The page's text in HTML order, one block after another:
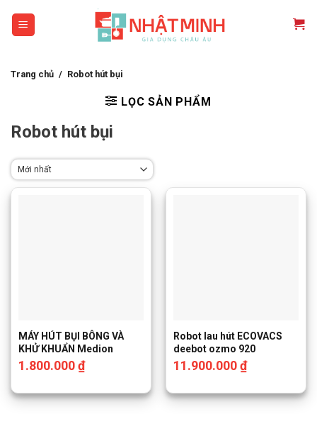
Trang chủ / Robot hút bụi
LỌC SẢN PHẨM
Robot hút bụi
MÁY HÚT BỤI BÔNG VÀ
KHỬ KHUẨN Medion
1.800.000₫
Robot lau hút ECOVACS
deebot ozmo 920
11.900.000₫